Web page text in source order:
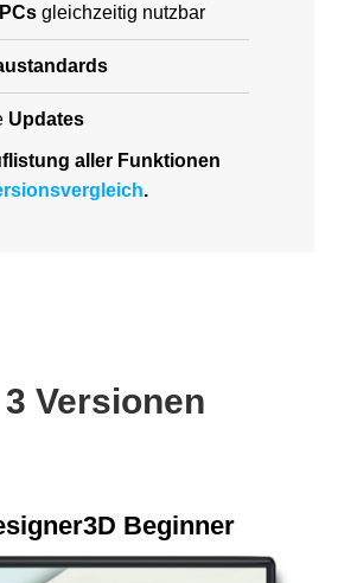
gleichzeitig nutzbar
Updates
aller Funktionen
.
3 Versionen
Beginner